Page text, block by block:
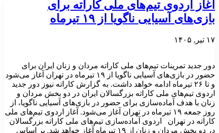
آغاز اردوی تیم‌های ملی کاراته برای
بازی‌های آسیایی ناگویا از ۱۹ تیرماه
۱۷ تیر, ۱۴۰۵
دور جدید تمرینات تیم‌های ملی کاراته مردان و زنان ایران برای
حضور در بازی‌های آسیایی ناگویا از ۱۹ تیرماه در تهران آغاز می‌شود
و تا ۲۶ تیرماه ادامه خواهد داشت. به گزارش کاراته نیوز دور جدید
اردوی تیم‌های ملی کاراته بزرگسالان ایران در دو بخش مردان و
زنان با هدف آماده‌سازی برای حضور در بازی‌های آسیایی ناگویا، از
روز جمعه ۱۹ تیرماه در تهران آغاز می‌شود. آغاز اردوی تیم‌های ملی
کاراته در تهران اردوی آماده‌سازی تیم‌های ملی کاراته بزرگسالان
در دو بخش مردان و زنان از ۱۹ تیرماه آغاز خواهد شد. بر اساس